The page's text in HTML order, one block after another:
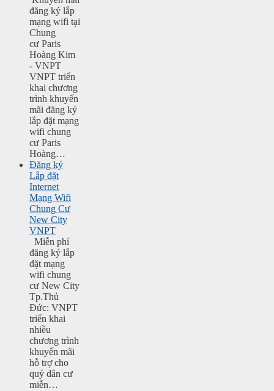
đăng ký lắp
mạng wifi tại
Chung
cư Paris
Hoàng Kim
- VNPT
VNPT triển
khai chương
trình khuyến
mãi đăng ký
lắp đặt mạng
wifi chung
cư Paris
Hoàng…
Đăng ký
Lắp đặt
Internet
Mạng Wifi
Chung Cư
New City
VNPT
Miễn phí
đăng ký lắp
đặt mạng
wifi chung
cư New City
Tp.Thủ
Đức: VNPT
triển khai
nhiều
chương trình
khuyến mãi
hỗ trợ cho
quý dân cư
miễn…